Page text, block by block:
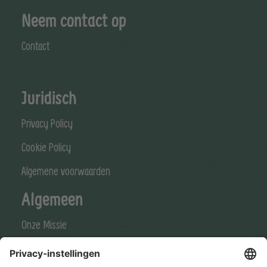
Neem contact op
Contact
Juridisch
Privacy Policy
Cookie Policy
Algemene voorwaarden
Algemeen
Onze Missie
Onze Visie